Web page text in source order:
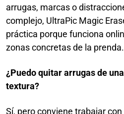
arrugas, marcas o
complejo, UltraPic Magic
práctica porque funciona
zonas concretas de la prenda.
¿Puedo quitar arrugas de
textura?
Sí, pero conviene trabajar